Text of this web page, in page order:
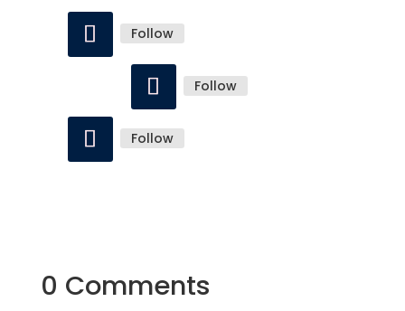
Follow
Follow
Follow
0 Comments